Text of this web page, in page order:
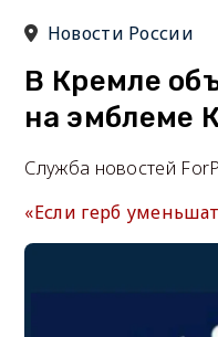
Новости России
В Кремле
на эмблеме
Служба новостей
«Если герб